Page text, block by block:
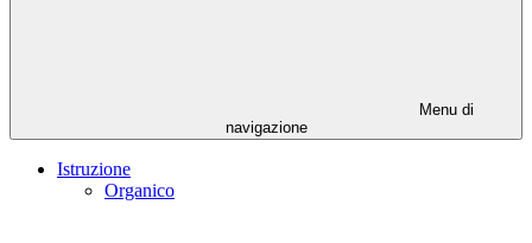
Menu di
navigazione
Istruzione
Organico